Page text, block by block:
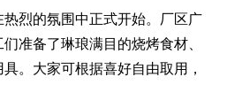
烈的氛围中正式开始。厂区广
准备了琳琅满目的烧烤食材、
。大家可根据喜好自由取用，